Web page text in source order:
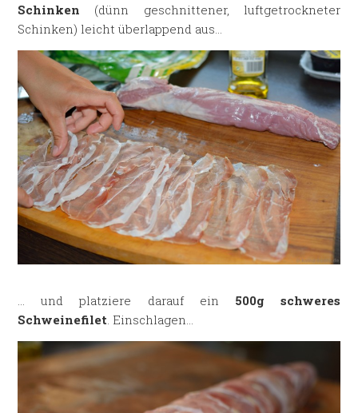
Schinken (dünn geschnittener, luftgetrockneter
Schinken) leicht überlappend aus…
… und platziere darauf ein 500g schweres
Schweinefilet. Einschlagen…